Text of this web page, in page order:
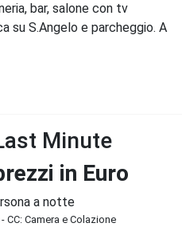
bar, salone con tv
su S.Angelo e parcheggio. A
Minute
in Euro
a notte
CC: Camera e Colazione